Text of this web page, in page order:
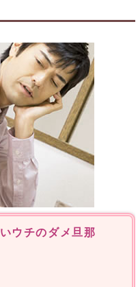
ウチのダメ旦那